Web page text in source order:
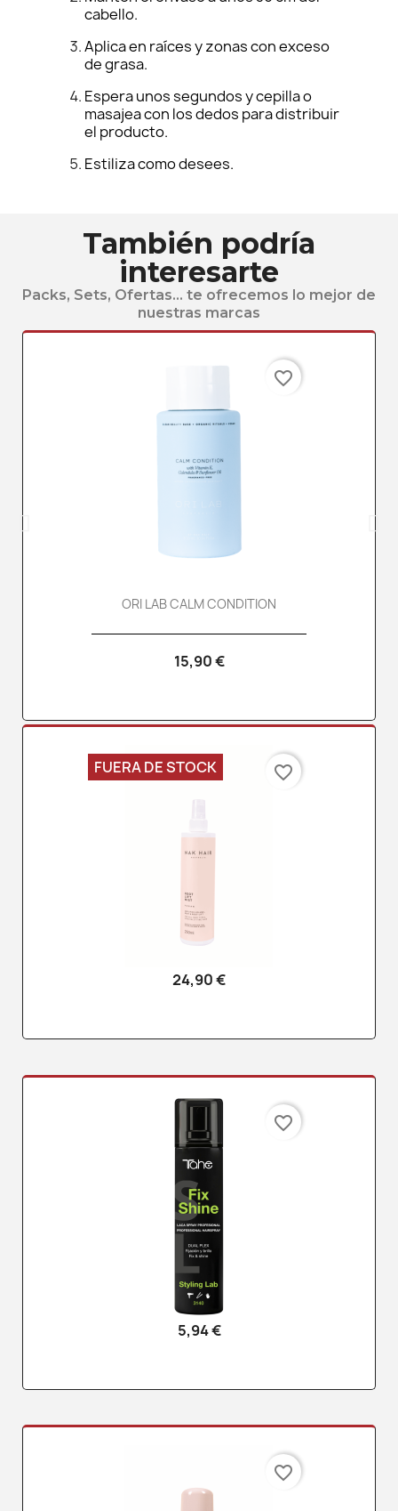
cabello.
Aplica en raíces y zonas con exceso
de grasa.
Espera unos segundos y cepilla o
masajea con los dedos para distribuir
el producto.
Estiliza como desees.
También podría
interesarte
Packs, Sets, Ofertas... te ofrecemos lo mejor de
nuestras marcas
ORI LAB CALM CONDITION
15,90 €
favorite_border
24,90 €
FUERA DE STOCK favorite_border
5,94 €
favorite_border
favorite_border